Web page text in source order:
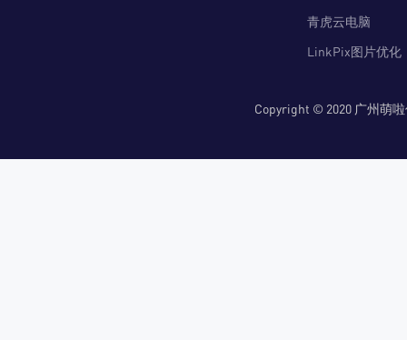
青虎云电脑
LinkPix图片优化
Copyright © 2020 广州萌